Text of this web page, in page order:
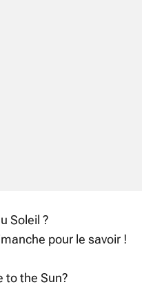
Soleil ?
pour le savoir !
to the Sun?